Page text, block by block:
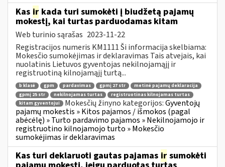
Kas ir kada turi sumokėti į biudžetą pajamų
mokestį, kai turtas parduodamas kitam
Web turinio sąrašas 2023-11-22
Registracijos numeris KM1111 Ši informacija skelbiama:
Mokesčio sumokėjimas ir deklaravimas Tais atvejais, kai
nuolatinis Lietuvos gyventojas nekilnojamąjį ir
registruotiną kilnojamąjį turtą...
b klasė gpm pardavimas gpmį 27 str
metinė pajamų deklaracija
gpmį 25 str
nekilnojamas turtas
registruotinas kilnojamas turtas
kitam gyventojui
Mokesčių žinyno kategorijos:Gyventojų
pajamų mokestis » Kitos pajamos / išmokos (pagal
abėcėlę) » Turto pardavimo pajamos » Nekilnojamojo ir
registruotino kilnojamojo turto » Mokesčio
sumokėjimas ir deklaravimas
Kas turi deklaruoti gautas pajamas ir sumokėti